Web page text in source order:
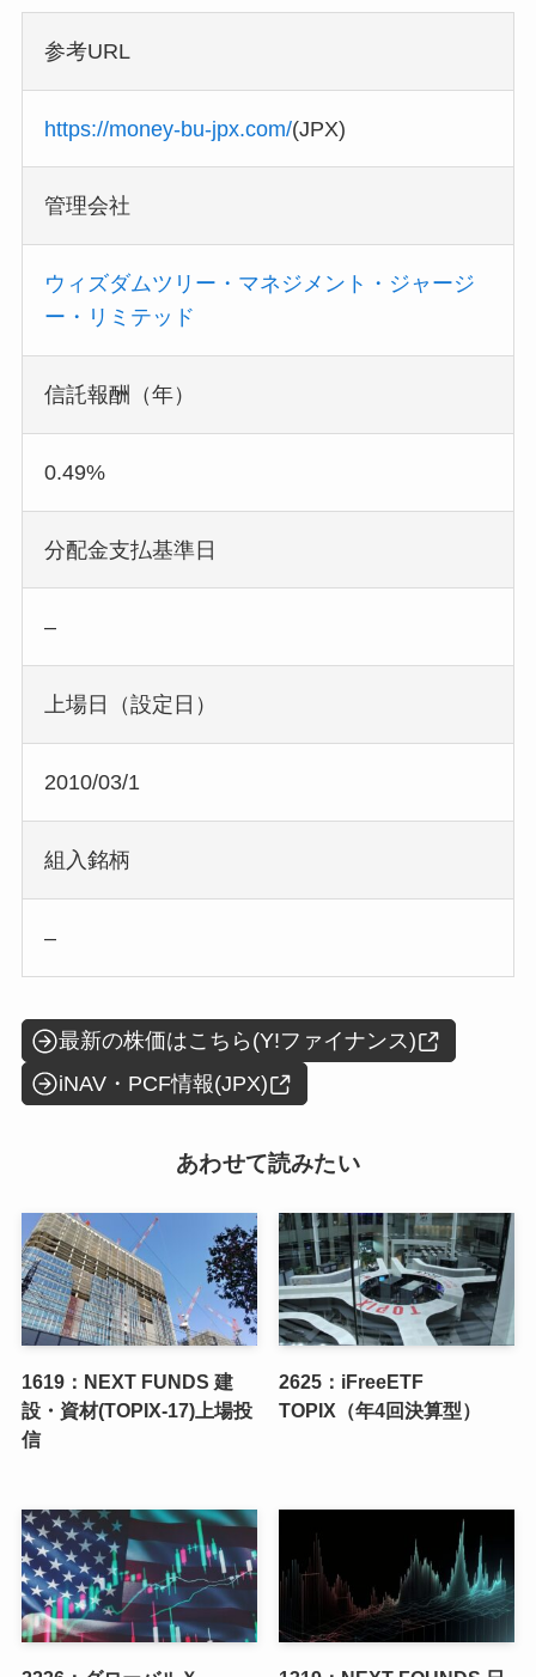
参考URL
https://money-bu-jpx.com/(JPX)
管理会社
ウィズダムツリー・マネジメント・ジャージ
ー・リミテッド
信託報酬（年）
0.49%
分配金支払基準日
–
上場日（設定日）
2010/03/1
組入銘柄
–
最新の株価はこちら(Y!ファイナンス)
iNAV・PCF情報(JPX)
あわせて読みたい
1619：NEXT FUNDS 建
設・資材(TOPIX-17)上場投
信
2625：iFreeETF
TOPIX（年4回決算型）